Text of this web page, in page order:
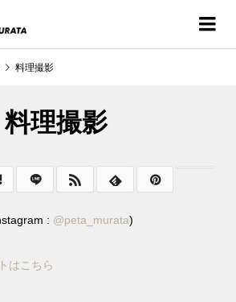
料理撮影
料理撮影
: @peta_murata)
はこちら